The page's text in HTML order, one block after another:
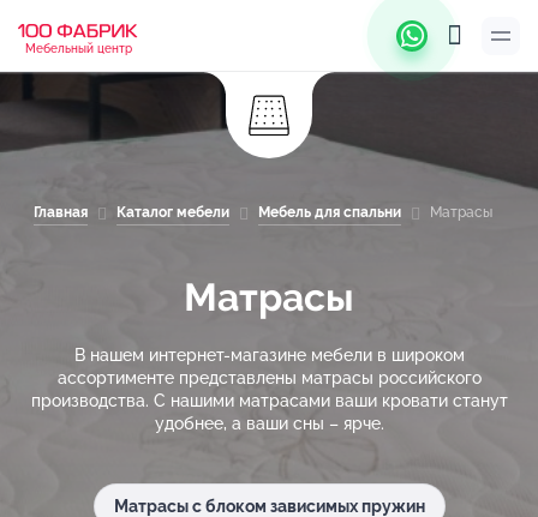
Мебельный центр
Главная Каталог мебели Мебель для спальни Матрасы
Матрасы
В нашем интернет-магазине мебели в широком
ассортименте представлены матрасы российского
производства. С нашими матрасами ваши кровати станут
удобнее, а ваши сны – ярче.
Матрасы с блоком зависимых пружин